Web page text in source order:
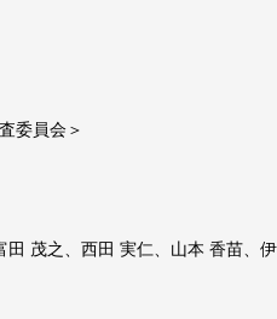
委員会＞
茂之、西田 実仁、山本 香苗、